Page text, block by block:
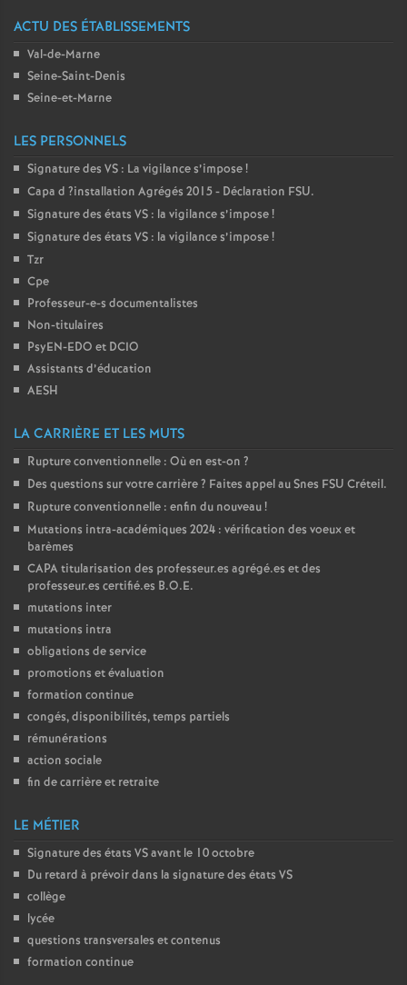
a
T
ACTU DES ÉTABLISSEMENTS
Val-de-Marne
Seine-Saint-Denis
Seine-et-Marne
LES PERSONNELS
Signature des VS : La vigilance s’impose!
Capa d ?installation Agrégés 2015 - Déclaration FSU.
Signature des états VS : la vigilance s’impose!
Signature des états VS : la vigilance s’impose!
Tzr
Cpe
Professeur-e-s documentalistes
Non-titulaires
PsyEN-EDO et DCIO
Assistants d’éducation
AESH
LA CARRIÈRE ET LES MUTS
Rupture conventionnelle : Où en est-on ?
Des questions sur votre carrière? Faites appel au Snes FSU Créteil.
Rupture conventionnelle : enfin du nouveau!
Mutations intra-académiques 2024 : vérification des voeux et
barèmes
CAPAtitularisation des professeur.es agrégé.es et des
professeur.es certifié.es B.O.E.
mutations inter
mutations intra
obligations de service
promotions et évaluation
formation continue
congés, disponibilités, temps partiels
rémunérations
action sociale
fin de carrière et retraite
LE MÉTIER
Signature des états VSavant le 10 octobre
Du retard à prévoir dans la signature des états VS
collège
lycée
questions transversales et contenus
formation continue